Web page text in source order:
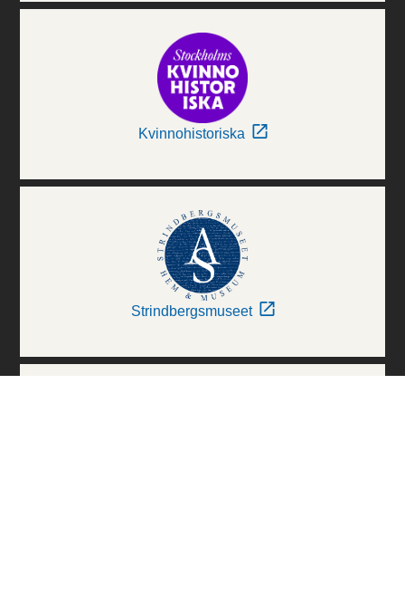
Kvinnohistoriska
Strindbergsmuseet